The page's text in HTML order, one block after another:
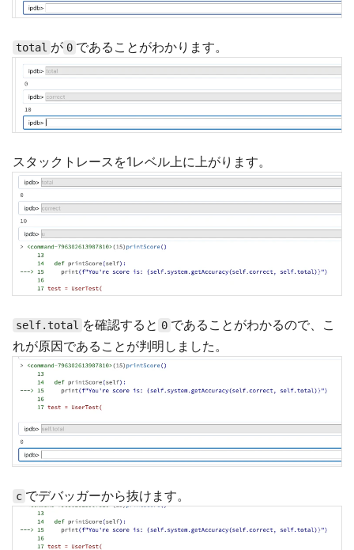
total が 0 であることがわかります。
スタックトレースを1レベル上に上がります。
self.total を確認すると 0 であることがわかるので、こ
れが原因であることが判明しました。
c でデバッガーから抜けます。